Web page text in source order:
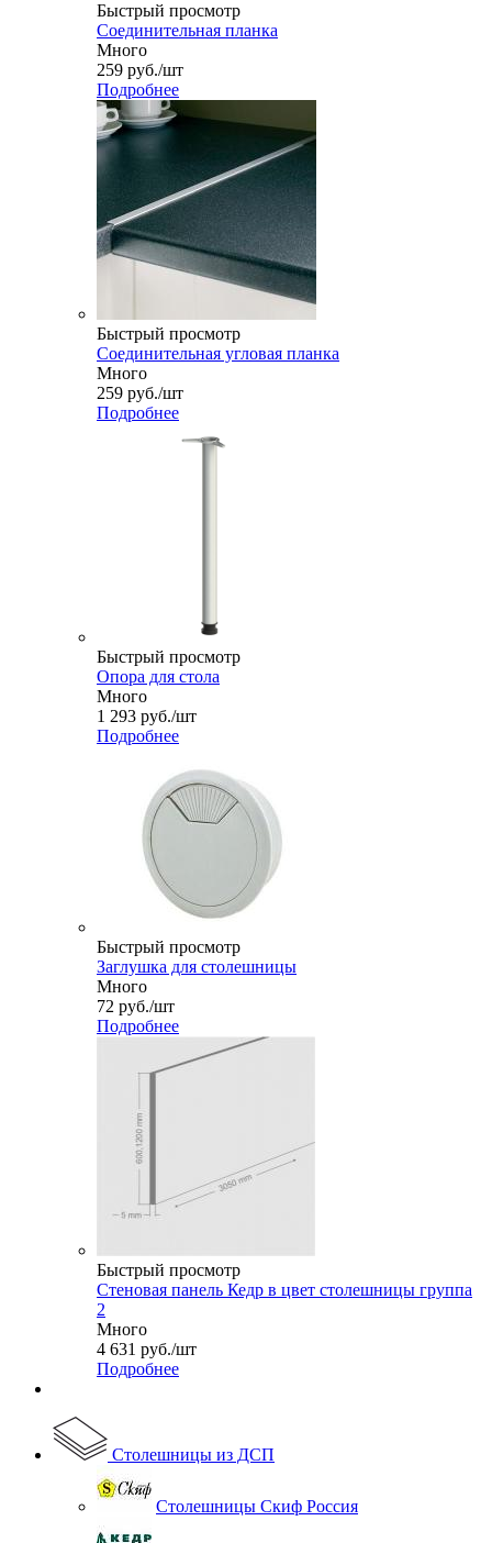
Быстрый просмотр
Соединительная планка
Много
259 руб./шт
Подробнее
Быстрый просмотр
Соединительная угловая планка
Много
259 руб./шт
Подробнее
Быстрый просмотр
Опора для стола
Много
1 293 руб./шт
Подробнее
Быстрый просмотр
Заглушка для столешницы
Много
72 руб./шт
Подробнее
Быстрый просмотр
Стеновая панель Кедр в цвет столешницы группа
2
Много
4 631 руб./шт
Подробнее
Столешницы из ДСП
Столешницы Скиф Россия